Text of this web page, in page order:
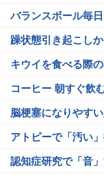
バランスボール毎
躁状態引き起こし
キウイを食べる際
コーヒー 朝すぐ飲
脳梗塞になりやす
アトピーで「汚い
認知症研究で「音